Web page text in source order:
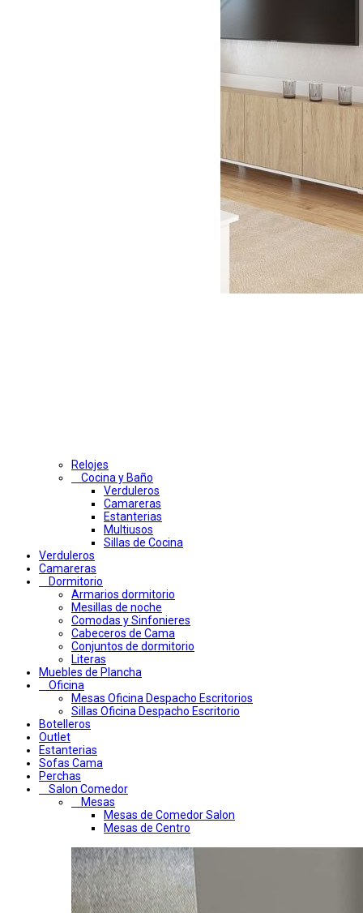
Relojes
Cocina y Baño
Verduleros
Camareras
Estanterias
Multiusos
Sillas de Cocina
Verduleros
Camareras
Dormitorio
Armarios dormitorio
Mesillas de noche
Comodas y Sinfonieres
Cabeceros de Cama
Conjuntos de dormitorio
Literas
Muebles de Plancha
Oficina
Mesas Oficina Despacho Escritorios
Sillas Oficina Despacho Escritorio
Botelleros
Outlet
Estanterias
Sofas Cama
Perchas
Salon Comedor
Mesas
Mesas de Comedor Salon
Mesas de Centro